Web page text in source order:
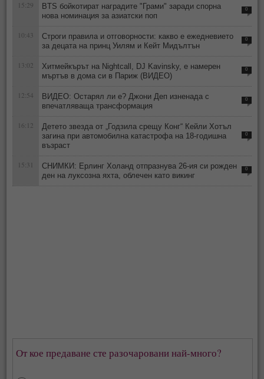
15:29
BTS бойкотират наградите "Грами" заради спорна
нова номинация за азиатски поп
0
10:43
Строги правила и отговорности: какво е ежедневието
за децата на принц Уилям и Кейт Мидълтън
0
13:02
Хитмейкърът на Nightcall, DJ Kavinsky, е намерен
мъртъв в дома си в Париж (ВИДЕО)
0
12:54
ВИДЕО: Остарял ли е? Джони Деп изненада с
впечатляваща трансформация
0
16:12
Детето звезда от „Годзила срещу Конг“ Кейли Хотъл
загина при автомобилна катастрофа на 18-годишна
възраст
0
15:31
СНИМКИ: Ерлинг Холанд отпразнува 26-ия си рожден
ден на луксозна яхта, облечен като викинг
0
От кое предаване сте разочаровани най-много?